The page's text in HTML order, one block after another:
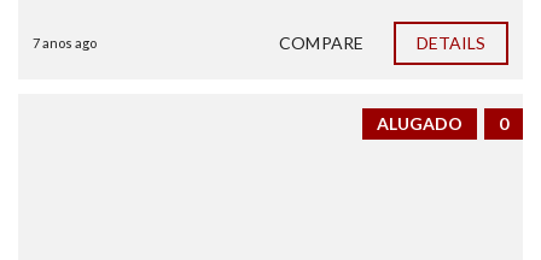
7 anos ago COMPARE DETAILS
0
ALUGADO